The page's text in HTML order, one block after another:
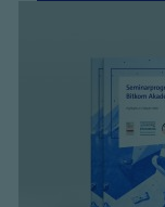
Akademie